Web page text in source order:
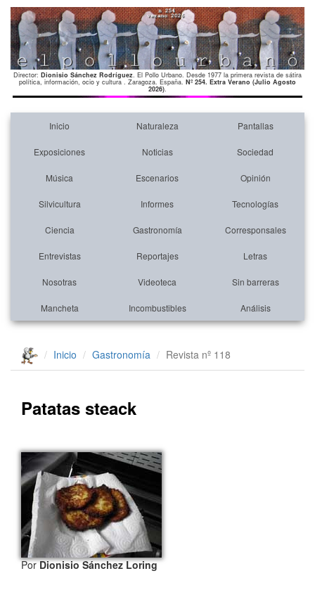
Director: Dionisio Sánchez Rodríguez. El Pollo Urbano. Desde 1977 la primera revista de sátira
política, información, ocio y cultura . Zaragoza. España. Nº 254. Extra Verano (Julio Agosto
2026).
Inicio Naturaleza Pantallas
Exposiciones Noticias Sociedad
Música Escenarios Opinión
Silvicultura Informes Tecnologías
Ciencia Gastronomía Corresponsales
Entrevistas Reportajes Letras
Nosotras Videoteca Sin barreras
Mancheta Incombustibles Análisis
Inicio Gastronomía Revista nº 118
Patatas steack
PorDionisio Sánchez Loring